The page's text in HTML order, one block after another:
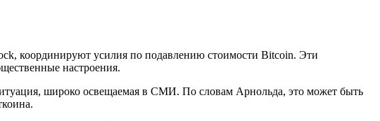
координируют усилия по подавлению стоимости Bitcoin. Эти
настроения.
широко освещаемая в СМИ. По словам Арнольда, это может быть